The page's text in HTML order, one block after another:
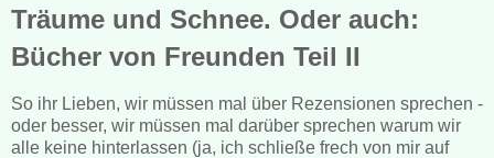
Träume und Schnee. Oder auch:
Bücher von Freunden Teil II
So ihr Lieben, wir müssen mal über Rezensionen sprechen -
oder besser, wir müssen mal darüber sprechen warum wir
alle keine hinterlassen (ja, ich schließe frech von mir auf